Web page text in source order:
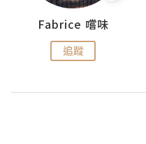
Fabrice 嚐味
追蹤